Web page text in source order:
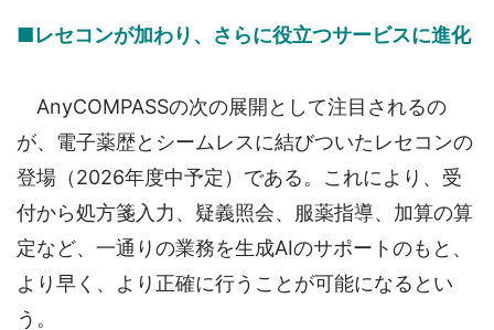
■レセコンが加わり、さらに役立つサービスに進化
AnyCOMPASSの次の展開として注目されるの
が、電子薬歴とシームレスに結びついたレセコンの
登場（2026年度中予定）である。これにより、受
付から処方箋入力、疑義照会、服薬指導、加算の算
定など、一通りの業務を生成AIのサポートのもと、
より早く、より正確に行うことが可能になるとい
う。